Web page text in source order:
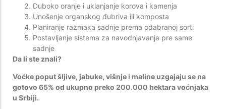
Duboko oranje i uklanjanje korova i kamenja
Unošenje organskog đubriva ili komposta
Planiranje razmaka sadnje prema odabranoj sorti
Postavljanje sistema za navodnjavanje pre same
sadnje
Da li ste znali?
Voćke poput šljive, jabuke, višnje i maline uzgajaju se na
gotovo 65% od ukupno preko 200.000 hektara voćnjaka
u Srbiji.